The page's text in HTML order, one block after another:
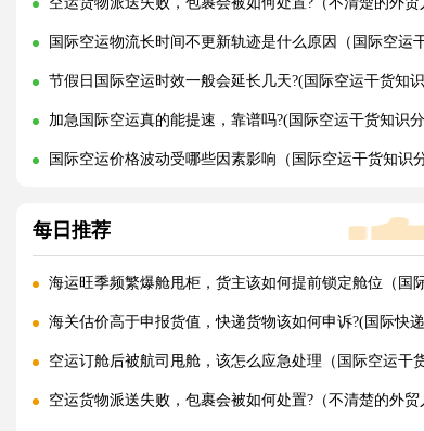
国际空运物流长时间不更新轨迹是什么原因（国际空运
节假日国际空运时效一般会延长几天?(国际空运干货知
加急国际空运真的能提速，靠谱吗?(国际空运干货知识
国际空运价格波动受哪些因素影响（国际空运干货知识分
每日推荐
海运旺季频繁爆舱甩柜，货主该如何提前锁定舱位（国
海关估价高于申报货值，快递货物该如何申诉?(国际快
空运订舱后被航司甩舱，该怎么应急处理（国际空运干
空运货物派送失败，包裹会被如何处置?（不清楚的外贸